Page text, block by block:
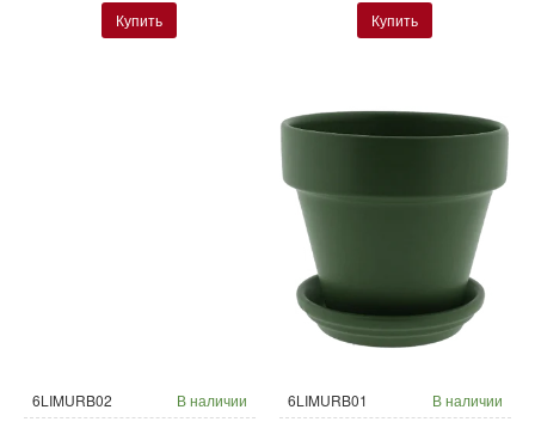
Купить Купить
6LIMURB02 В наличии 6LIMURB01 В наличии